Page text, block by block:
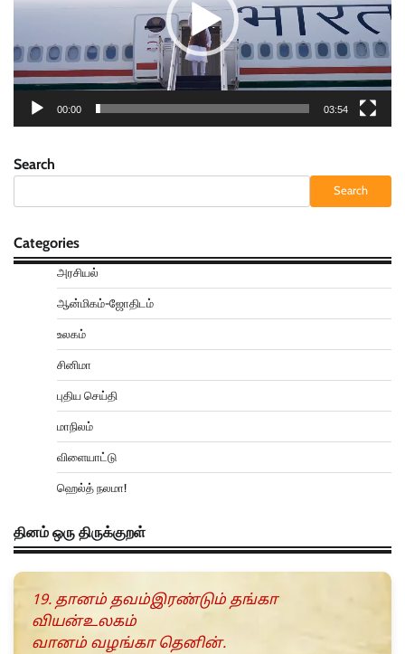
00:00 03:54
Search
Search
Categories
அரசியல்
ஆன்மிகம்-ஜோதிடம்
உலகம்
சினிமா
புதிய செய்தி
மாநிலம்
விளையாட்டு
ஹெல்த் நலமா!
தினம் ஒரு திருக்குறள்
19. தானம் தவம்இரண்டும் தங்கா
வியன்உலகம்
வானம் வழங்கா தெனின்.